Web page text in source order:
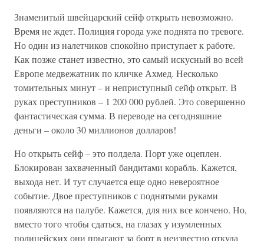
Знаменитый швейцарский сейф открыть невозможно.
Время не ждет. Полиция города уже поднята по тревоге.
Но один из налетчиков спокойно приступает к работе.
Как позже станет известно, это самый искусный во всей
Европе медвежатник по кличке Ахмед. Несколько
томительных минут – и неприступный сейф открыт. В
руках преступников – 1 200 000 рублей. Это совершенно
фантастическая сумма. В переводе на сегодняшние
деньги – около 30 миллионов долларов!
Но открыть сейф – это полдела. Порт уже оцеплен.
Блокирован захваченный бандитами корабль. Кажется,
выхода нет. И тут случается еще одно невероятное
событие. Двое преступников с поднятыми руками
появляются на палубе. Кажется, для них все кончено. Но,
вместо того чтобы сдаться, на глазах у изумленных
полицейских они прыгают за борт в неизвестно откуда